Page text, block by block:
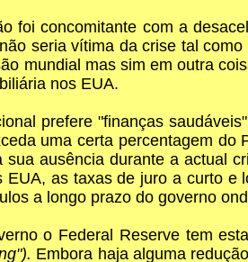
foi concomitante com a
seria vítima da crise tal
mundial mas sim em outra
nos EUA.
prefere "finanças
uma certa percentagem
ausência durante a actual
as taxas de juro a curto
a longo prazo do governo
o Federal Reserve tem
Embora haja alguma